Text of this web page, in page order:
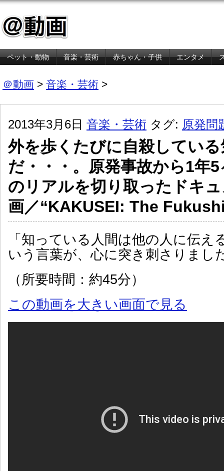
ペット・動物 音楽・芸術 赤ちゃん・子供 エンタメ
＠動画 > 音楽・芸術 >
2013年3月6日 音楽・芸術 タグ: 原発問
外を歩くたびに自殺してい
だ・・・。原発事故から1年
のリアルを切り取ったドキ
画／“KAKUSEI: The
「知っている人間は他の人に伝え
いう言葉が、心に突き刺さりまし
（所要時間：約45分）
この動画を大きい画面で見る